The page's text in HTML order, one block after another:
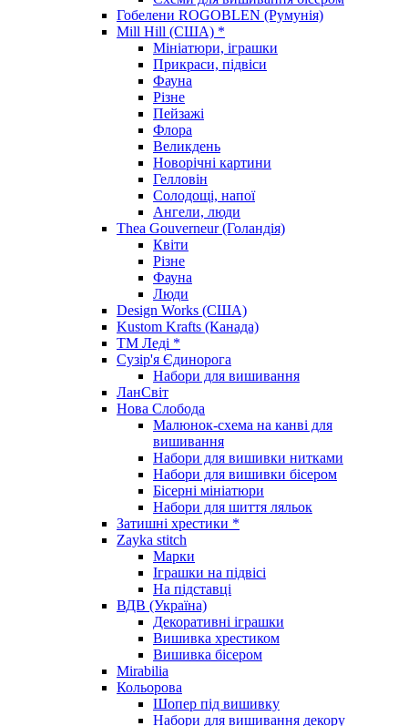
Гобелени ROGOBLEN (Румунія)
Mill Hill (США) *
Мініатюри, іграшки
Прикраси, підвіси
Фауна
Різне
Пейзажі
Флора
Великдень
Новорічні картини
Гелловін
Солодощі, напої
Ангели, люди
Thea Gouverneur (Голандія)
Квіти
Різне
Фауна
Люди
Design Works (США)
Kustom Krafts (Канада)
ТМ Леді *
Сузір'я Єдинорога
Набори для вишивання
ЛанСвіт
Нова Слобода
Малюнок-схема на канві для
вишивання
Набори для вишивки нитками
Набори для вишивки бісером
Бісерні мініатюри
Набори для шиття ляльок
Затишні хрестики *
Zayka stitch
Марки
Іграшки на підвісі
На підставці
ВДВ (Україна)
Декоративні іграшки
Вишивка хрестиком
Вишивка бісером
Mirabilia
Кольорова
Шопер під вишивку
Набори для вишивання декору